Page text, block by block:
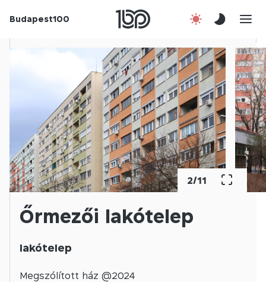
Budapest100
Csatlakozz!
Kapcsolat
En
2/11
Őrmezői lakótelep
lakótelep
Megszólított ház @2024